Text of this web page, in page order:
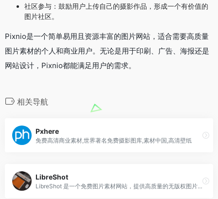
社区参与：鼓励用户上传自己的摄影作品，形成一个有价值的
图片社区。
Pixnio是一个简单易用且资源丰富的图片网站，适合需要高质量
图片素材的个人和商业用户。无论是用于印刷、广告、海报还是
网站设计，Pixnio都能满足用户的需求。
相关导航
Pxhere
免费高清商业素材,世界著名免费摄影图库,素材中国,高清壁纸
LibreShot
LibreShot 是一个免费图片素材网站，提供高质量的无版权图片资源。这些图片可以用于商业用途，无需署名或支付版权费用。